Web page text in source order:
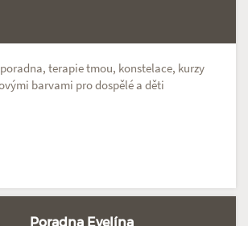
terapie tmou, konstelace, kurzy
barvami pro dospělé a děti
Poradna Evelína